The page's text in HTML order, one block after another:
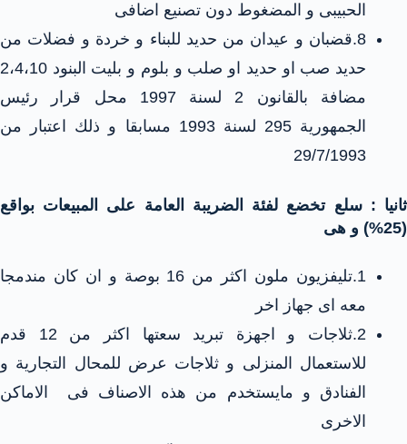
الحبيبى و المضغوط دون تصنيع اضافى
8.قضبان و عيدان من حديد للبناء و خردة و فضلات من
حديد صب او حديد او صلب و بلوم و بليت البنود 2،4،10
مضافة بالقانون 2 لسنة 1997 محل قرار رئيس
الجمهورية 295 لسنة 1993 مسابقا و ذلك اعتبار من
29/7/1993
ثانيا : سلع تخضع لفئة الضريبة العامة على المبيعات بواقع
(25%) و هى
1.تليفزيون ملون اكثر من 16 بوصة و ان كان مندمجا
معه اى جهاز اخر
2.ثلاجات و اجهزة تبريد سعتها اكثر من 12 قدم
للاستعمال المنزلى و ثلاجات عرض للمحال التجارية و
الفنادق و مايستخدم من هذه الاصناف فى الاماكن
الاخرى